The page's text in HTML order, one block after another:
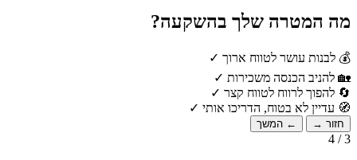
מה המטרה שלך בהשקעה?
💰 לבנות עושר לטווח ארוך ✓
🏡 להניב הכנסה משכירות ✓
🔄 להפוך לרווח לטווח קצר ✓
🧭 עדיין לא בטוח, הדריכו אותי ✓
חזור → ← המשך
3 / 4